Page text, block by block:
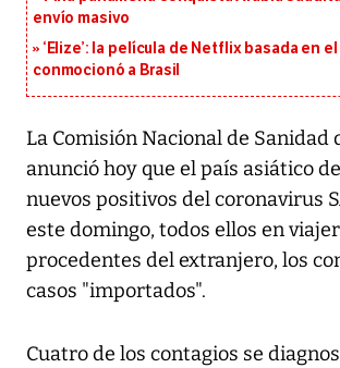
envío masivo
‘Elize’: la película de Netflix basada en
conmocionó a Brasil
La Comisión Nacional de Sanidad
anunció hoy que el país asiático
nuevos positivos del coronavirus
este domingo, todos ellos en
procedentes del extranjero, los
casos "importados".
Cuatro de los contagios se